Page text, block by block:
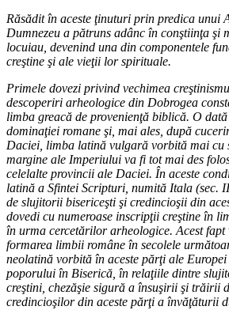
Răsădit în aceste ţinuturi prin predica unui
Dumnezeu a pătruns adânc în conştiinţa şi
locuiau, devenind una din componentele
creştine şi ale vieţii lor spirituale.
Primele dovezi privind vechimea
descoperiri arheologice din Dobrogea
limba greacă de provenienţă biblică. O
dominaţiei romane şi, mai ales, după
Daciei, limba latină vulgară vorbită mai cu
margine ale Imperiului va fi tot mai des
celelalte provincii ale Daciei. În aceste
latină a Sfintei Scripturi, numită Itala (sec.
de slujitorii bisericeşti şi credincioşii din
dovedi cu numeroase inscripţii creştine în
în urma cercetărilor arheologice. Acest
formarea limbii române în secolele
neolatină vorbită în aceste părţi ale
poporului în Biserică, în relaţiile dintre
creştini, chezăşie sigură a însuşirii şi trăirii
credincioşilor din aceste părţi a învăţăturii